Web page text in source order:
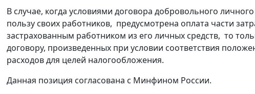
В случае, когда условиями договора добровольного
пользу своих работников, предусмотрена оплата части
застрахованным работником из его личных средств, то
договору, произведенных при условии соответствия
расходов для целей налогообложения.
Данная позиция согласована с Минфином России.